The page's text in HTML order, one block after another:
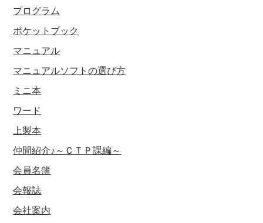
プログラム
ポケットブック
マニュアル
マニュアルソフトの選び方
ミニ本
ワード
上製本
仲間紹介♪～ＣＴＰ課編～
会員名簿
会報誌
会社案内